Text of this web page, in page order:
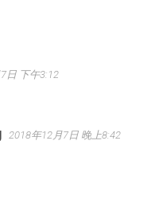
日 下午3:12
2018年12月7日 晚上8:42